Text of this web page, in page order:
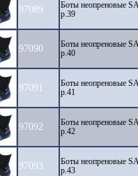
97089
Боты неопреновые
р.39
97090
Боты неопреновые
р.40
97091
Боты неопреновые
р.41
97092
Боты неопреновые
р.42
97093
Боты неопреновые
р.43